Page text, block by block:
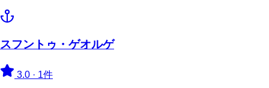
スフントゥ・ゲオルゲ
3.0 · 1件